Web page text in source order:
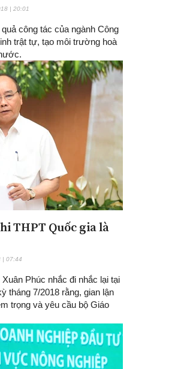
| 20:01
công tác của ngành Công
trật tự, tạo môi trường hoà
THPT Quốc gia là
| 07:44
Phúc nhắc đi nhắc lại tại
tháng 7/2018 rằng, gian lận
trọng và yêu cầu bộ Giáo